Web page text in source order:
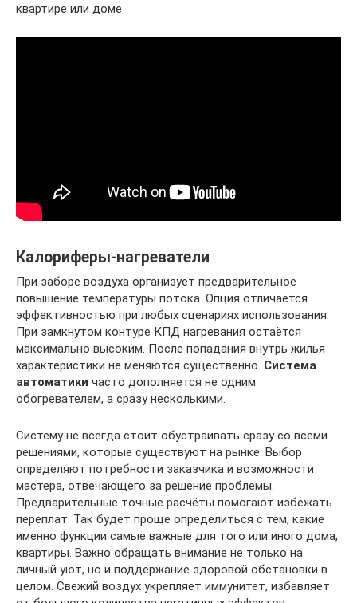
квартире или доме
Калориферы-нагреватели
При заборе воздуха организует предварительное
повышение температуры потока. Опция отличается
эффективностью при любых сценариях использования.
При замкнутом контуре КПД нагревания остаётся
максимально высоким. После попадания внутрь жилья
характеристики не меняются существенно. Система
автоматики часто дополняется не одним
обогревателем, а сразу несколькими.
Систему не всегда стоит обустраивать сразу со всеми
решениями, которые существуют на рынке. Выбор
определяют потребности заказчика и возможности
мастера, отвечающего за решение проблемы.
Предварительные точные расчёты помогают избежать
переплат. Так будет проще определиться с тем, какие
именно функции самые важные для того или иного дома,
квартиры. Важно обращать внимание не только на
личный уют, но и поддержание здоровой обстановки в
целом. Свежий воздух укрепляет иммунитет, избавляет